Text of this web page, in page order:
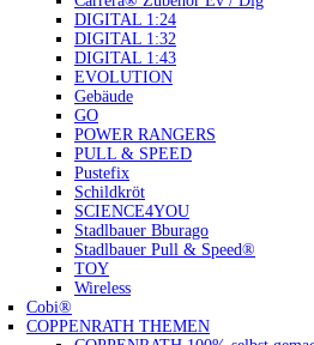
DIGITAL 1:24
DIGITAL 1:32
DIGITAL 1:43
EVOLUTION
Gebäude
GO
POWER RANGERS
PULL & SPEED
Pustefix
Schildkröt
SCIENCE4YOU
Stadlbauer Bburago
Stadlbauer Pull & Speed®
TOY
Wireless
Cobi®
COPPENRATH THEMEN